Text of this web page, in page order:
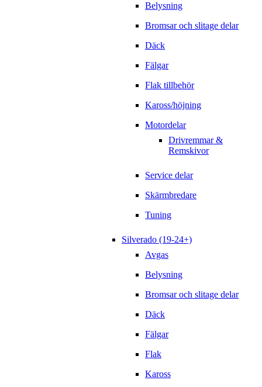
Belysning
Bromsar och slitage delar
Däck
Fälgar
Flak tillbehör
Kaross/höjning
Motordelar
Drivremmar &
Remskivor
Service delar
Skärmbredare
Tuning
Silverado (19-24+)
Avgas
Belysning
Bromsar och slitage delar
Däck
Fälgar
Flak
Kaross